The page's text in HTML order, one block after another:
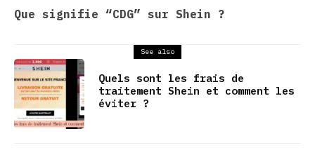
Que signifie “CDG” sur Shein ?
See also
Quels sont les frais de
traitement Shein et comment les
éviter ?